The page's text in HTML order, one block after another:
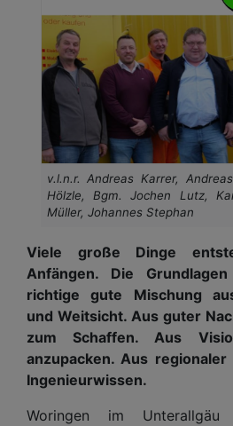
v.l.n.r. Andreas Karrer,
Hölzle, Bgm. Jochen Lutz,
Müller, Johannes Stephan
Viele große Dinge
Anfängen. Die
richtige gute Mischung
und Weitsicht. Aus guter
zum Schaffen. Aus
anzupacken. Aus
Ingenieurwissen.
Woringen im